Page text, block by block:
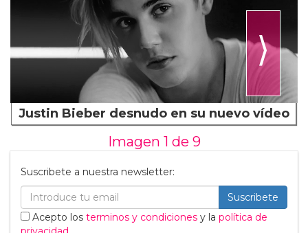
⟩
Justin Bieber desnudo en su nuevo vídeo
Imagen 1 de 9
Suscribete a nuestra newsletter:
Suscribete
Acepto los terminos y condiciones y la política de